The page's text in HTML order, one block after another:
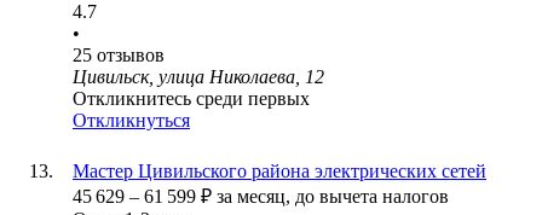
4.7
•
25 отзывов
Цивильск, улица Николаева, 12
Откликнитесь среди первых
Откликнуться
Мастер Цивильского района электрических сетей
45 629 – 61 599 ₽ за месяц, до вычета налогов